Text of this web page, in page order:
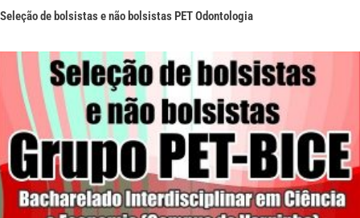
Seleção de bolsistas e não bolsistas PET Odontologia